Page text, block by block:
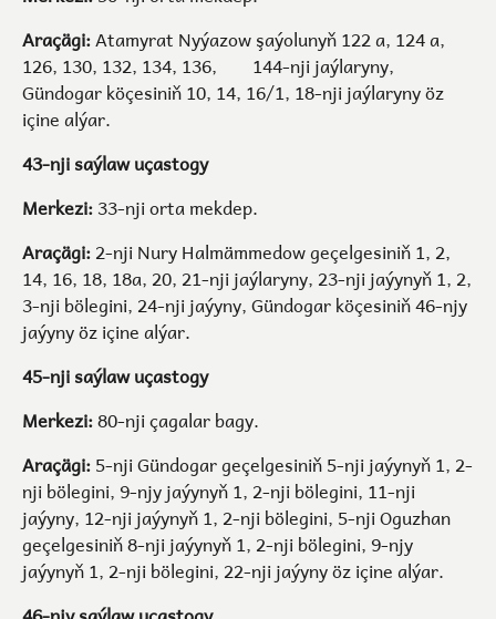
Araçägi:Atamyrat Nyýazow şaýolunyň 122 a, 124 a,
126, 130, 132, 134, 136, 144-nji jaýlaryny,
Gündogar köçesiniň 10, 14, 16/1, 18-nji jaýlaryny öz
içine alýar.
43-nji saýlaw uçastogy
Merkezi:33-nji orta mekdep.
Araçägi:2-nji Nury Halmämmedow geçelgesiniň 1, 2,
14, 16, 18, 18a, 20, 21-nji jaýlaryny, 23-nji jaýynyň 1, 2,
3-nji bölegini, 24-nji jaýyny, Gündogar köçesiniň 46-njy
jaýyny öz içine alýar.
45-nji saýlaw uçastogy
Merkezi:80-nji çagalar bagy.
Araçägi:5-nji Gündogar geçelgesiniň 5-nji jaýynyň 1, 2-
nji bölegini, 9-njy jaýynyň 1, 2-nji bölegini, 11-nji
jaýyny, 12-nji jaýynyň 1, 2-nji bölegini, 5-nji Oguzhan
geçelgesiniň 8-nji jaýynyň 1, 2-nji bölegini, 9-njy
jaýynyň 1, 2-nji bölegini, 22-nji jaýyny öz içine alýar.